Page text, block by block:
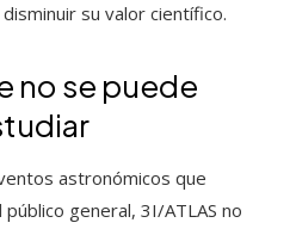
su valor científico.
no se puede
astronómicos que
general, 3I/ATLAS no